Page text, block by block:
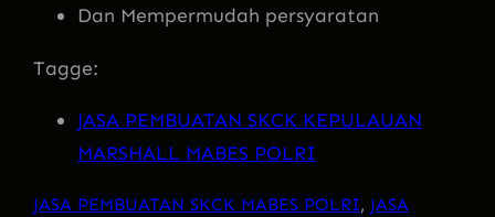
Dan Mempermudah persyaratan
Tagge:
JASA PEMBUATAN SKCK KEPULAUAN
MARSHALL MABES POLRI
JASA PEMBUATAN SKCK MABES POLRI, JASA